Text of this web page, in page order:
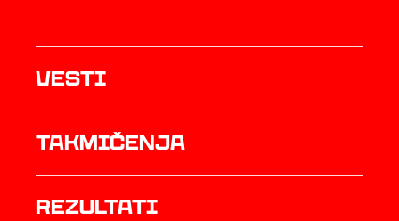
Vesti
Takmičenja
rezultati